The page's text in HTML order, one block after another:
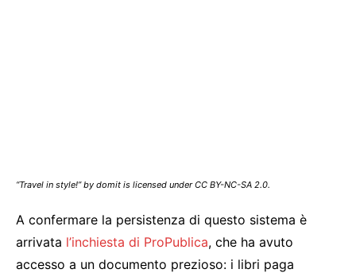
“Travel in style!” by domit is licensed under CC BY-NC-SA 2.0.
A confermare la persistenza di questo sistema è
arrivata l’inchiesta di ProPublica, che ha avuto
accesso a un documento prezioso: i libri paga